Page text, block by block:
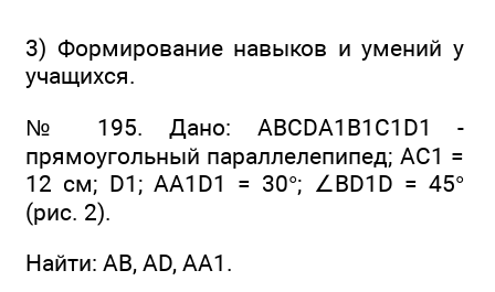
3) Формирование навыков и умений у
учащихся.
№ 195. Дано: ABCDA1B1C1D1 -
прямоугольный параллелепипед; АС1 =
12 см; D1; AA1D1 = 30°; ∠BD1D = 45°
(рис. 2).
Найти: АВ, AD, АА1.